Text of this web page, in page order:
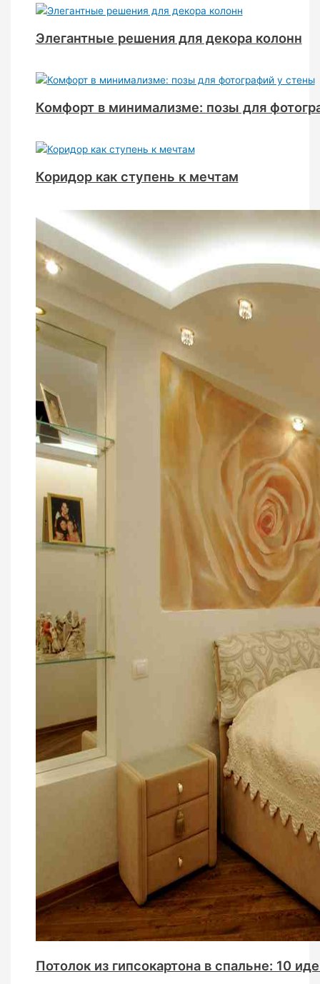
Элегантные решения для декора колонн
Комфорт в минимализме: позы для
Коридор как ступень к мечтам
Потолок из гипсокартона в спальне: 10